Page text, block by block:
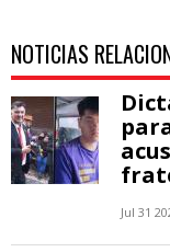
NOTICIAS
Jul 31